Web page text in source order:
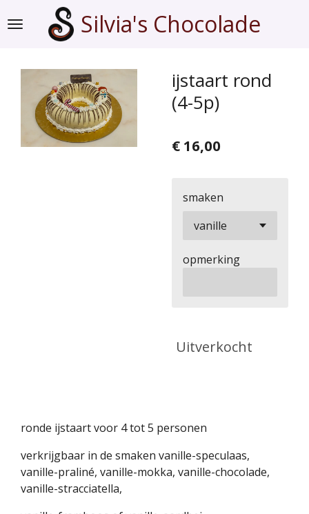
direct
hoofdinhoud
Silvia's Chocolade
ijstaart rond
(4-5p)
€ 16,00
smaken
opmerking
Uitverkocht
ronde ijstaart voor 4 tot 5 personen
verkrijgbaar in de smaken vanille-speculaas,
vanille-praliné, vanille-mokka, vanille-chocolade,
vanille-stracciatella,